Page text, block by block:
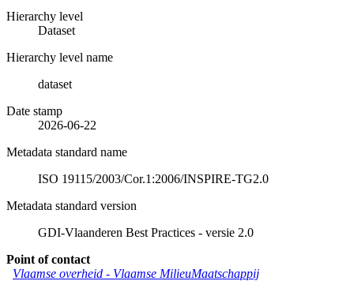
Hierarchy level
Dataset
Hierarchy level name
dataset
Date stamp
2026-06-22
Metadata standard name
ISO 19115/2003/Cor.1:2006/INSPIRE-TG2.0
Metadata standard version
GDI-Vlaanderen Best Practices - versie 2.0
Point of contact
Vlaamse overheid - Vlaamse MilieuMaatschappij